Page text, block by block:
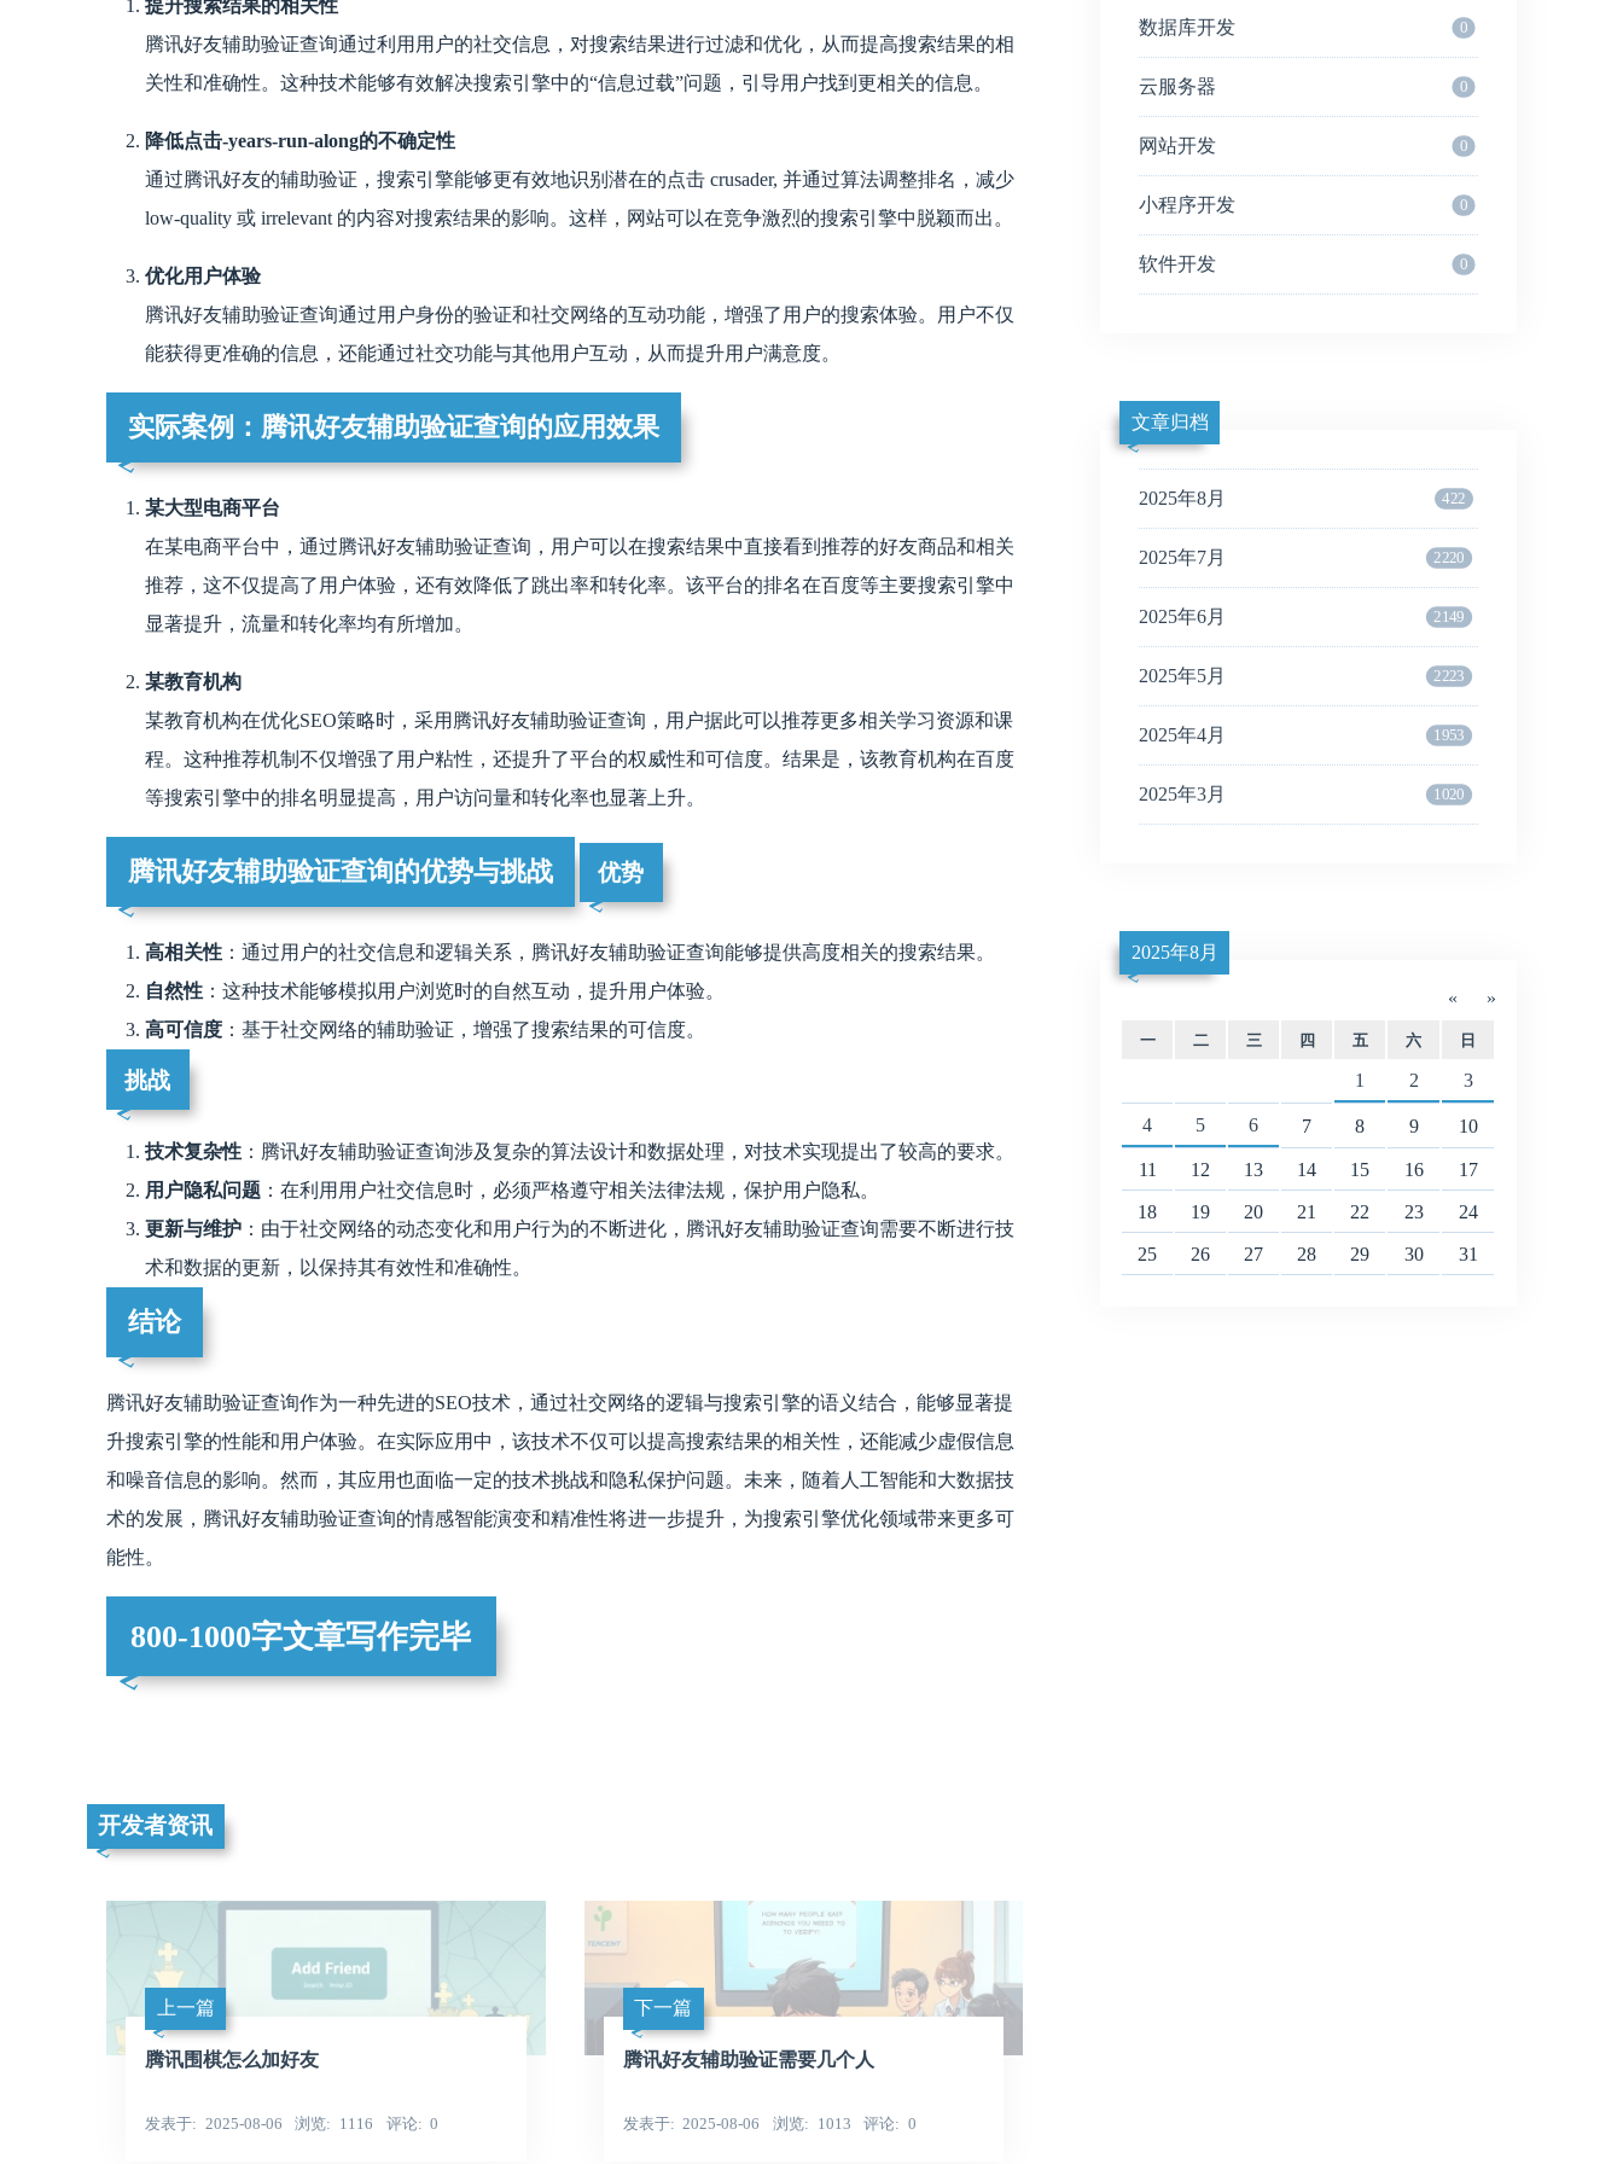
提升搜索结果的相关性
腾讯好友辅助验证查询通过利用用户的社交信息，对搜索结果进行过滤和优化，从而提高搜索结果的相
关性和准确性。这种技术能够有效解决搜索引擎中的“信息过载”问题，引导用户找到更相关的信息。
降低点击-years-run-along的不确定性
通过腾讯好友的辅助验证，搜索引擎能够更有效地识别潜在的点击 crusader, 并通过算法调整排名，减少
low-quality 或 irrelevant 的内容对搜索结果的影响。这样，网站可以在竞争激烈的搜索引擎中脱颖而出。
优化用户体验
腾讯好友辅助验证查询通过用户身份的验证和社交网络的互动功能，增强了用户的搜索体验。用户不仅
能获得更准确的信息，还能通过社交功能与其他用户互动，从而提升用户满意度。
实际案例：腾讯好友辅助验证查询的应用效果
某大型电商平台
在某电商平台中，通过腾讯好友辅助验证查询，用户可以在搜索结果中直接看到推荐的好友商品和相关
推荐，这不仅提高了用户体验，还有效降低了跳出率和转化率。该平台的排名在百度等主要搜索引擎中
显著提升，流量和转化率均有所增加。
某教育机构
某教育机构在优化SEO策略时，采用腾讯好友辅助验证查询，用户据此可以推荐更多相关学习资源和课
程。这种推荐机制不仅增强了用户粘性，还提升了平台的权威性和可信度。结果是，该教育机构在百度
等搜索引擎中的排名明显提高，用户访问量和转化率也显著上升。
腾讯好友辅助验证查询的优势与挑战 优势
高相关性 ：通过用户的社交信息和逻辑关系，腾讯好友辅助验证查询能够提供高度相关的搜索结果。
自然性 ：这种技术能够模拟用户浏览时的自然互动，提升用户体验。
高可信度 ：基于社交网络的辅助验证，增强了搜索结果的可信度。
挑战
技术复杂性 ：腾讯好友辅助验证查询涉及复杂的算法设计和数据处理，对技术实现提出了较高的要求。
用户隐私问题 ：在利用用户社交信息时，必须严格遵守相关法律法规，保护用户隐私。
更新与维护 ：由于社交网络的动态变化和用户行为的不断进化，腾讯好友辅助验证查询需要不断进行技
术和数据的更新，以保持其有效性和准确性。
结论
腾讯好友辅助验证查询作为一种先进的SEO技术，通过社交网络的逻辑与搜索引擎的语义结合，能够显著提
升搜索引擎的性能和用户体验。在实际应用中，该技术不仅可以提高搜索结果的相关性，还能减少虚假信息
和噪音信息的影响。然而，其应用也面临一定的技术挑战和隐私保护问题。未来，随着人工智能和大数据技
术的发展，腾讯好友辅助验证查询的情感智能演变和精准性将进一步提升，为搜索引擎优化领域带来更多可
能性。
800-1000字文章写作完毕
开发者资讯
上一篇
腾讯围棋怎么加好友
发表于 2025-08-06 浏览 1116 评论 0
下一篇
腾讯好友辅助验证需要几个人
发表于 2025-08-06 浏览 1013 评论 0
数据库开发 0
云服务器 0
网站开发 0
小程序开发 0
软件开发 0
文章归档
2025年8月 422
2025年7月 2220
2025年6月 2149
2025年5月 2223
2025年4月 1953
2025年3月 1020
«
2025年8月
»
一 二 三 四 五 六 日
1 2 3
4 5 6 7 8 9 10
11 12 13 14 15 16 17
18 19 20 21 22 23 24
25 26 27 28 29 30 31